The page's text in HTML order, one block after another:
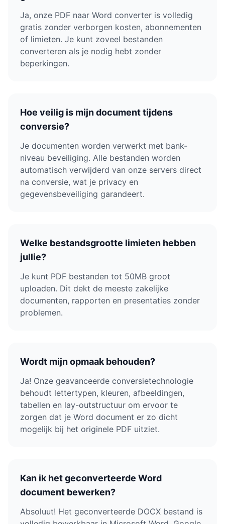
Ja, onze PDF naar Word converter is volledig
gratis zonder verborgen kosten, abonnementen
of limieten. Je kunt zoveel bestanden
converteren als je nodig hebt zonder
beperkingen.
Hoe veilig is mijn document tijdens
conversie?
Je documenten worden verwerkt met bank-
niveau beveiliging. Alle bestanden worden
automatisch verwijderd van onze servers direct
na conversie, wat je privacy en
gegevensbeveiliging garandeert.
Welke bestandsgrootte limieten hebben
jullie?
Je kunt PDF bestanden tot 50MB groot
uploaden. Dit dekt de meeste zakelijke
documenten, rapporten en presentaties zonder
problemen.
Wordt mijn opmaak behouden?
Ja! Onze geavanceerde conversietechnologie
behoudt lettertypen, kleuren, afbeeldingen,
tabellen en lay-outstructuur om ervoor te
zorgen dat je Word document er zo dicht
mogelijk bij het originele PDF uitziet.
Kan ik het geconverteerde Word
document bewerken?
Absoluut! Het geconverteerde DOCX bestand is